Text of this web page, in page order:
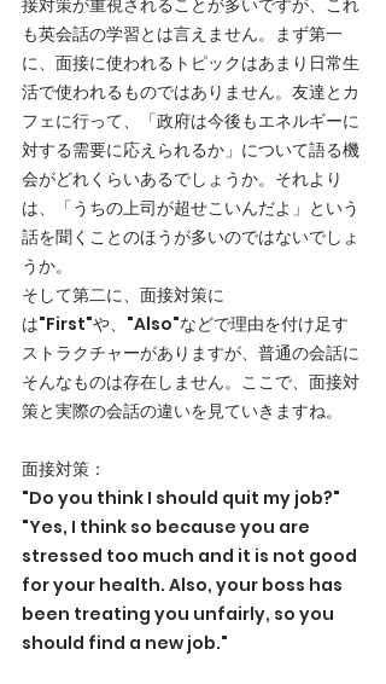
接対策が重視されることが多いですが、これ
も英会話の学習とは言えません。まず第一
に、面接に使われるトピックはあまり日常生
活で使われるものではありません。友達とカ
フェに行って、「政府は今後もエネルギーに
対する需要に応えられるか」について語る機
会がどれくらいあるでしょうか。それより
は、「うちの上司が超せこいんだよ」という
話を聞くことのほうが多いのではないでしょ
うか。
そして第二に、面接対策に
は"First"や、"Also"などで理由を付け足す
ストラクチャーがありますが、普通の会話に
そんなものは存在しません。ここで、面接対
策と実際の会話の違いを見ていきますね。
面接対策：
"Do you think I should quit my job?"
"Yes, I think so because you are
stressed too much and it is not good
for your health. Also, your boss has
been treating you unfairly, so you
should find a new job."